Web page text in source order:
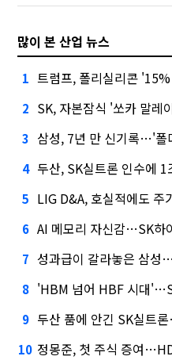
많이 본 산업 뉴스
1 트럼프, 폴리실리콘 '15% 관
2 SK, 자본잠식 '쏘카 말레
3 삼성, 7년 만 신기록…'폴
4 두산, SK실트론 인수에
5 LIG D&A, 호실적에도 주
6 AI 메모리 자신감…SK하
7 성과급이 갈라놓은 삼성
8 'HBM 넘어 HBF 시대'…SK하
9 두산 품에 안긴 SK실트론
10 정몽준, 첫 주식 증여